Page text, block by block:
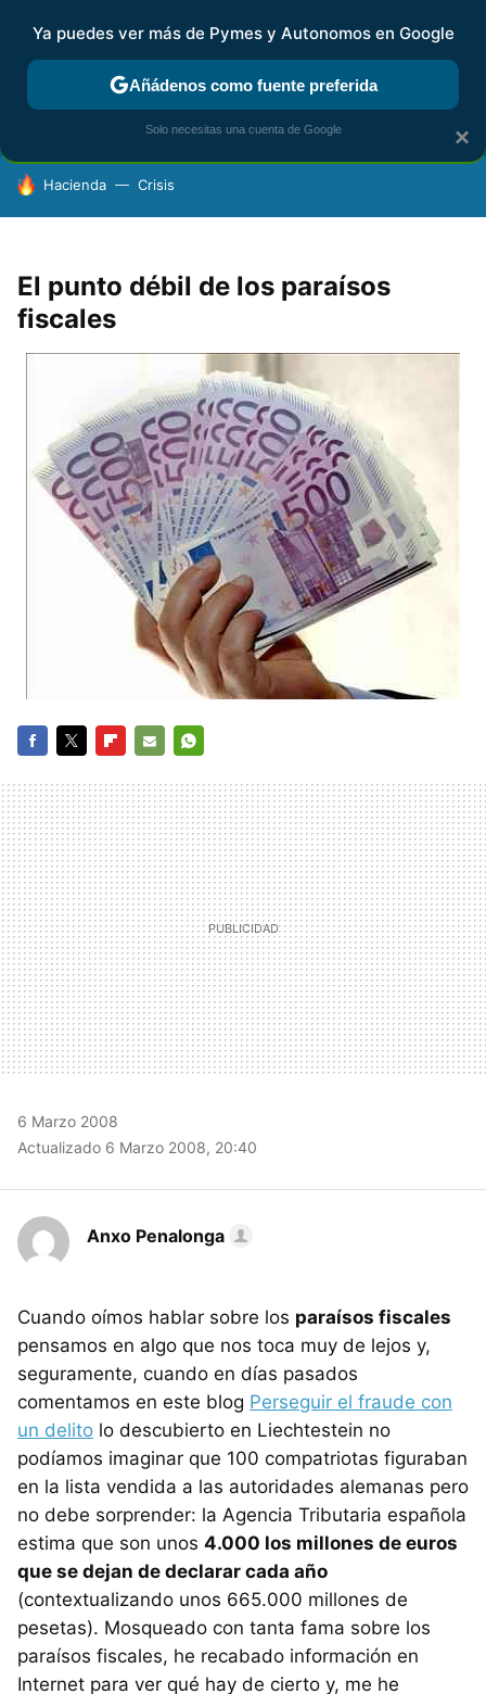
FISCALIDAD Y CONTABILIDAD KIT DIGITAL RENTA
HOY SE HABLA DE
Hacienda Crisis
El punto débil de los paraísos
fiscales
MAIL
6 Marzo 2008
Actualizado 6 Marzo 2008, 20:40
Anxo Penalonga
Cuando oímos hablar sobre los paraísos fiscales
pensamos en algo que nos toca muy de lejos y,
seguramente, cuando en días pasados
comentamos en este blog Perseguir el fraude con
un delito lo descubierto en Liechtestein no
podíamos imaginar que 100 compatriotas figuraban
en la lista vendida a las autoridades alemanas pero
no debe sorprender: la Agencia Tributaria española
estima que son unos 4.000 los millones de euros
que se dejan de declarar cada año
(contextualizando unos 665.000 millones de
pesetas). Mosqueado con tanta fama sobre los
paraísos fiscales, he recabado información en
Internet para ver qué hay de cierto y, me he
×
Ya puedes ver más de Pymes y Autonomos en Google
Añádenos como fuente preferida
Solo necesitas una cuenta de Google